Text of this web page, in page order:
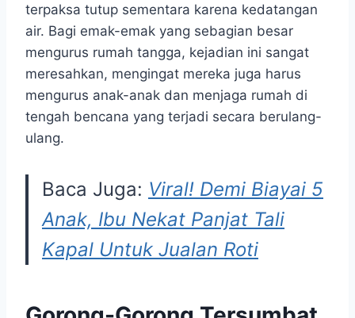
terpaksa tutup sementara karena kedatangan
air. Bagi emak-emak yang sebagian besar
mengurus rumah tangga, kejadian ini sangat
meresahkan, mengingat mereka juga harus
mengurus anak-anak dan menjaga rumah di
tengah bencana yang terjadi secara berulang-
ulang.
Baca Juga: Viral! Demi Biayai 5
Anak, Ibu Nekat Panjat Tali
Kapal Untuk Jualan Roti